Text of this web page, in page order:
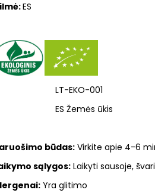
ES
LT-EKO-001
ES Žemės ūkis
būdas: Virkite apie 4-6
sąlygos: Laikyti sausoje,
Yra glitimo